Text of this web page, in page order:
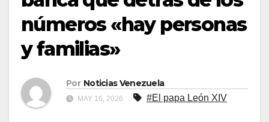
números «hay personas
y familias»
Por Noticias Venezuela
MAY 16, 2026 #El papa León XIV